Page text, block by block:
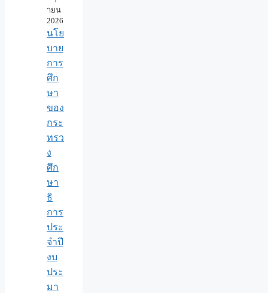
ายน
2026
นโย
บาย
การ
ศึก
ษา
ของ
กระ
ทรว
ง
ศึก
ษา
ธิ
การ
ประ
จำปี
งบ
ประ
มา